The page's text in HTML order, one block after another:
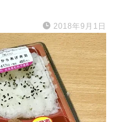
2018年9月1日